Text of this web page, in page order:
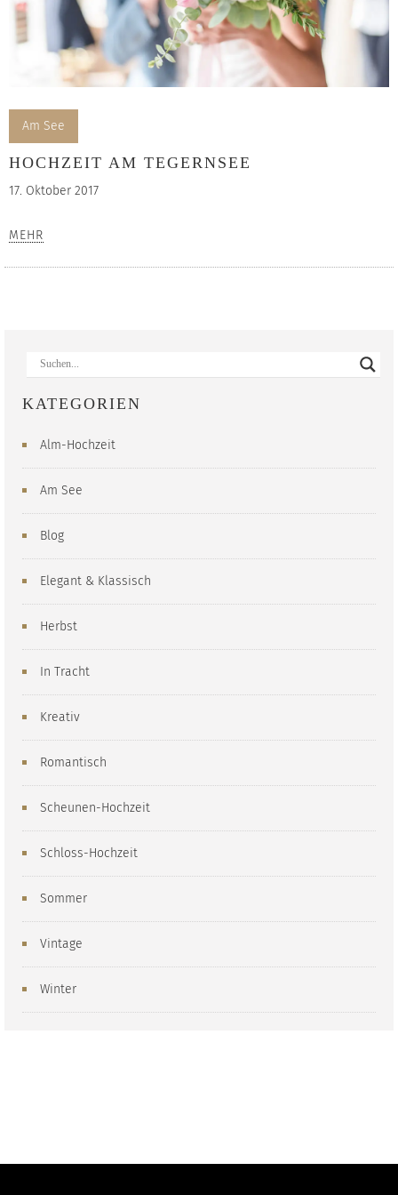
Am See
HOCHZEIT AM TEGERNSEE
17. Oktober 2017
MEHR
KATEGORIEN
Alm-Hochzeit
Am See
Blog
Elegant & Klassisch
Herbst
In Tracht
Kreativ
Romantisch
Scheunen-Hochzeit
Schloss-Hochzeit
Sommer
Vintage
Winter